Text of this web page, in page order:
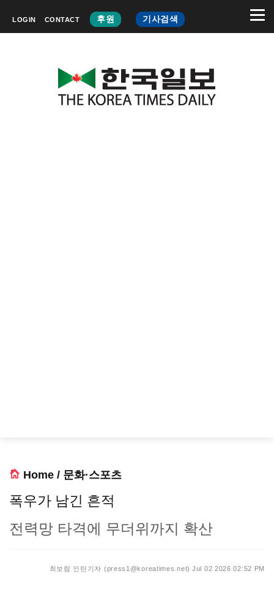
LOGIN CONTACT 후원 기사검색
Home / 문화·스포츠
폭우가 남긴 흔적
전력망 타격에 무더위까지 확산
최보람 인턴기자 (press1@koreatimes.net) Jul 02 2026 02:52 PM